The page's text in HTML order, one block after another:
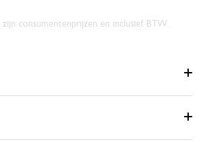
consumentenprijzen en inclusief BTW.